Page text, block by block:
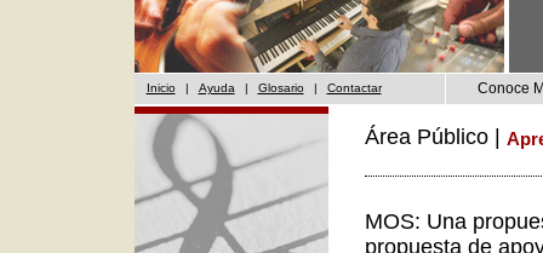
Inicio | Ayuda | Glosario | Contactar Conoce
Área Público |
MOS: Una
propuesta de